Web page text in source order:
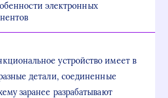
электронных
устройство имеет в
детали, соединенные
заранее разрабатывают